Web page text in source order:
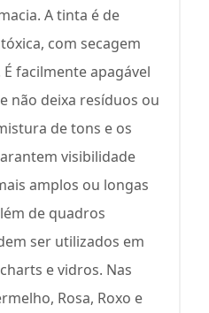
A tinta é de
com secagem
facilmente apagável
não deixa resíduos ou
de tons e os
visibilidade
amplos ou longas
de quadros
ser utilizados em
e vidros. Nas
Rosa, Roxo e